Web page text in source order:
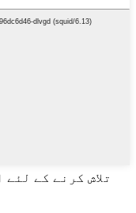
تلاش کرنے کے لئے